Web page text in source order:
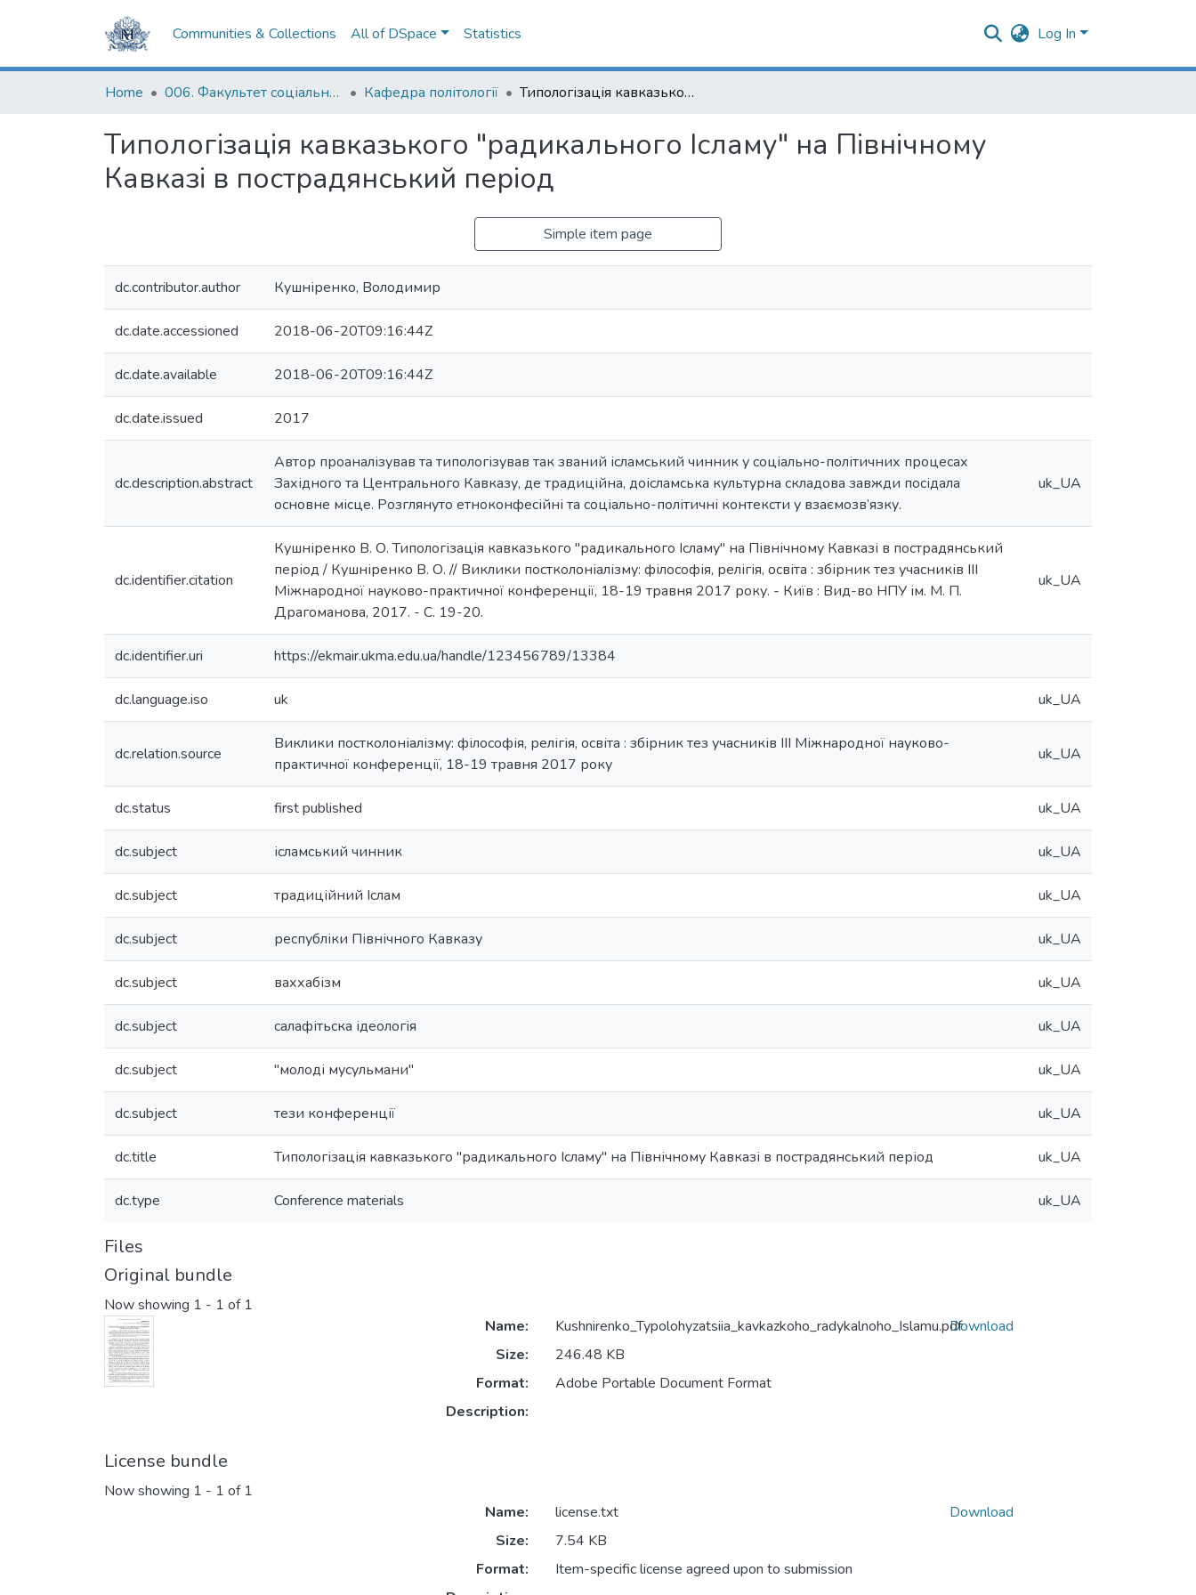
Communities & Collections All of DSpace Statistics Log In
Home 006. Факультет соціальних наук і соціальних технологій Кафедра політології Типологізація кавказького "радикального Ісламу" на Північному Кавказі в пострадянський період
Типологізація кавказького "радикального Ісламу" на Північному
Кавказі в пострадянський період
Simple item page
dc.contributor.author Кушніренко, Володимир
dc.date.accessioned 2018-06-20T09:16:44Z
dc.date.available 2018-06-20T09:16:44Z
dc.date.issued 2017
dc.description.abstract
Автор проаналізував та типологізував так званий ісламський чинник у соціально-політичних процесах
Західного та Центрального Кавказу, де традиційна, доісламська культурна складова завжди посідала
основне місце. Розглянуто етноконфесійні та соціально-політичні контексти у взаємозв’язку.
uk_UA
dc.identifier.citation
Кушніренко В. О. Типологізація кавказького "радикального Ісламу" на Північному Кавказі в пострадянський
період / Кушніренко В. О. // Виклики постколоніалізму: філософія, релігія, освіта : збірник тез учасників ІІІ
Міжнародної науково-практичної конференції, 18-19 травня 2017 року. - Київ : Вид-во НПУ ім. М. П.
Драгоманова, 2017. - С. 19-20.
uk_UA
dc.identifier.uri https://ekmair.ukma.edu.ua/handle/123456789/13384
dc.language.iso uk uk_UA
dc.relation.source
Виклики постколоніалізму: філософія, релігія, освіта : збірник тез учасників ІІІ Міжнародної науково-
практичної конференції, 18-19 травня 2017 року
uk_UA
dc.status first published uk_UA
dc.subject ісламський чинник uk_UA
dc.subject традиційний Іслам uk_UA
dc.subject республіки Північного Кавказу uk_UA
dc.subject ваххабізм uk_UA
dc.subject салафітьска ідеологія uk_UA
dc.subject "молоді мусульмани" uk_UA
dc.subject тези конференції uk_UA
dc.title Типологізація кавказького "радикального Ісламу" на Північному Кавказі в пострадянський період uk_UA
dc.type Conference materials uk_UA
Files
Original bundle
Now showing 1 - 1 of 1
Name:
Kushnirenko_Typolohyzatsiia_kavkazkoho_radykalnoho_Islamu.pdf
Size:
246.48 KB
Format:
Adobe Portable Document Format
Description:
Download
License bundle
Now showing 1 - 1 of 1
Name:
license.txt
Size:
7.54 KB
Format:
Item-specific license agreed upon to submission
Download